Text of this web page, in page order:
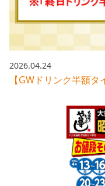
2026.04.24
【GWドリンク半額